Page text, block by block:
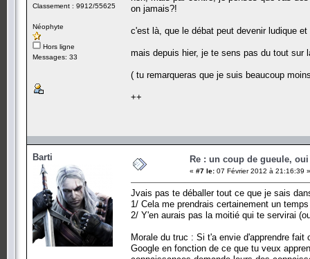
Classement : 9912/55625
Néophyte
Hors ligne
Messages: 33
on jamais?!
c'est là, que le débat peut devenir ludique
mais depuis hier, je te sens pas du tout sur
( tu remarqueras que je suis beaucoup
++
Barti Re : un coup de gueule, oui
« #7 le: 07 Février 2012 à 21:16:39 »
Jvais pas te déballer tout ce que je sais
1/ Cela me prendrais certainement un
2/ Y'en aurais pas la moitié qui te servirai
Morale du truc : Si t'a envie d'apprendre
Google en fonction de ce que tu veux